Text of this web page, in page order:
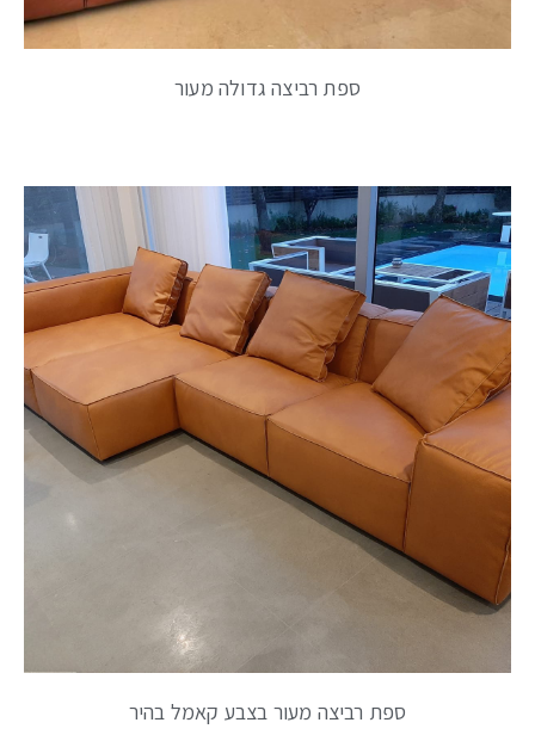
ספת רביצה גדולה מעור
ספת רביצה מעור בצבע קאמל בהיר